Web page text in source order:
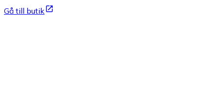
Gå till butik